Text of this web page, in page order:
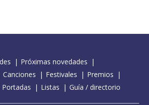
Próximas novedades
Canciones Festivales
Premios
Portadas Listas Guía / directorio